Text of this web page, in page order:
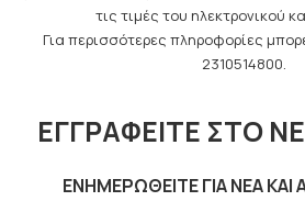
τις τιμές του ηλεκτρονικού
Για περισσότερες πληροφορίες
2310514800.
ΕΓΓΡΑΦΕΊΤΕ ΣΤΟ
ΕΝΗΜΕΡΩΘΕΊΤΕ ΓΙΑ ΝΈΑ ΚΑΙ